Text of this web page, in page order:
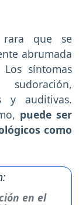
rara que se
abrumada
síntomas
y auditivas.
puede ser
como
en el